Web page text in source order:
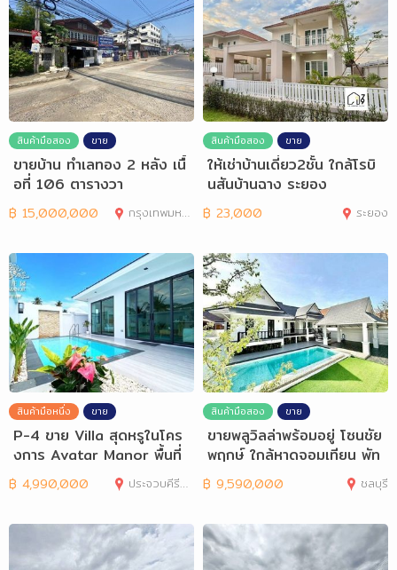
สินค้ามือสอง ขาย
ขายบ้าน ทำเลทอง 2 หลัง เนื้
อที่ 106 ตารางวา
฿ 15,000,000 กรุงเทพมหานคร
สินค้ามือสอง ขาย
ให้เช่าบ้านเดี่ยว2ชั้น ใกล้โรบิ
นสันบ้านฉาง ระยอง
฿ 23,000 ระยอง
สินค้ามือหนึ่ง ขาย
P-4 ขาย Villa สุดหรูในโคร
งการ Avatar Manor พื้นที่
อ.หัวหิน
฿ 4,990,000 ประจวบคีรีขันธ์
สินค้ามือสอง ขาย
ขายพลูวิลล่าพร้อมอยู่ โซนชัย
พฤกษ์ ใกล้หาดจอมเทียน พัท
ยา
฿ 9,590,000 ชลบุรี